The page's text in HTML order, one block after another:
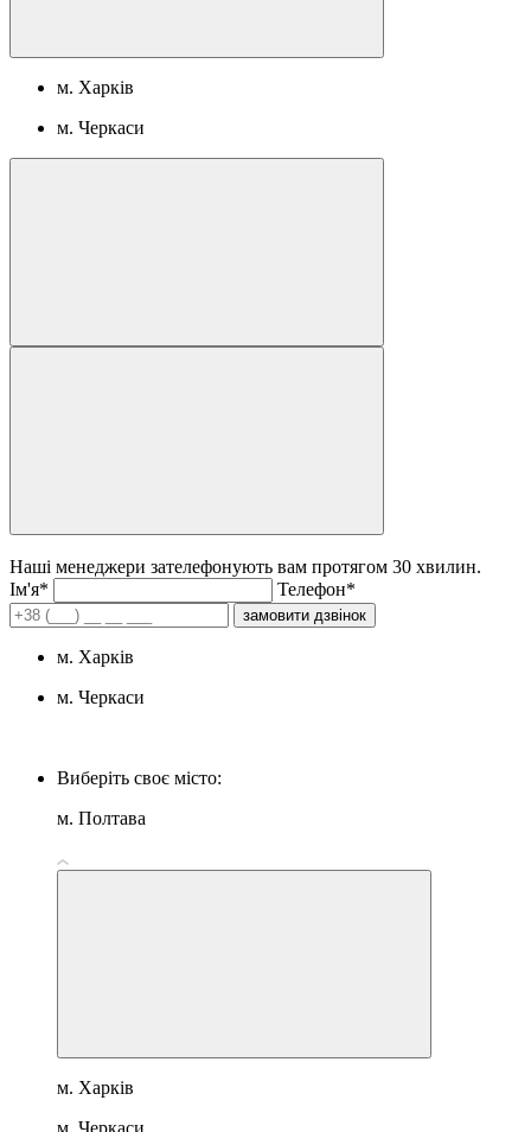
м. Харків
м. Черкаси
Наші менеджери зателефонують вам протягом 30 хвилин.
Iм'я*
Телефон*
замовити дзвінок
м. Харків
м. Черкаси
Виберіть своє місто:
м. Полтава
м. Харків